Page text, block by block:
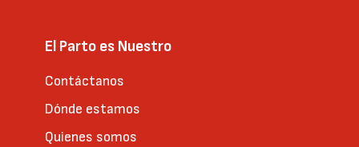
El Parto es Nuestro
Contáctanos
Dónde estamos
Quienes somos